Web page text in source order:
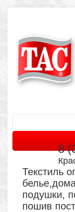
8
Текстиль
подушки,
пошив